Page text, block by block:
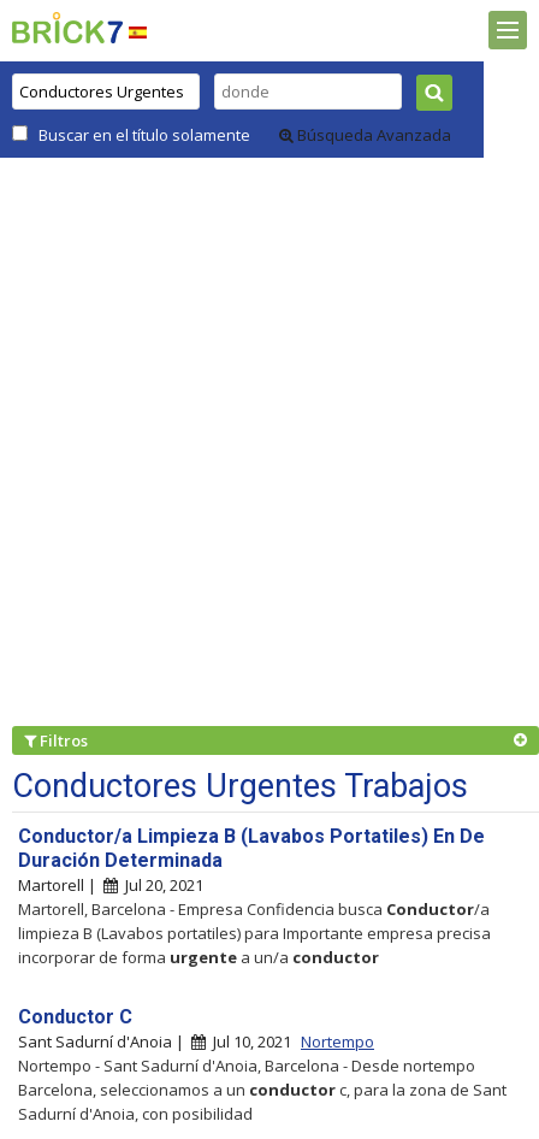
Buscar en el título solamente Búsqueda Avanzada
Filtros
Conductores Urgentes Trabajos
Conductor/a Limpieza B (Lavabos Portatiles) En De
Duración Determinada
Martorell |
Jul 20, 2021
Martorell, Barcelona - Empresa Confidencia busca Conductor/a
limpieza B (Lavabos portatiles) para Importante empresa precisa
incorporar de forma urgente a un/a conductor
Conductor C
Sant Sadurní d'Anoia | Jul 10, 2021 Nortempo
Nortempo - Sant Sadurní d'Anoia, Barcelona - Desde nortempo
Barcelona, seleccionamos a un conductorc, para la zona de Sant
Sadurní d'Anoia, con posibilidad